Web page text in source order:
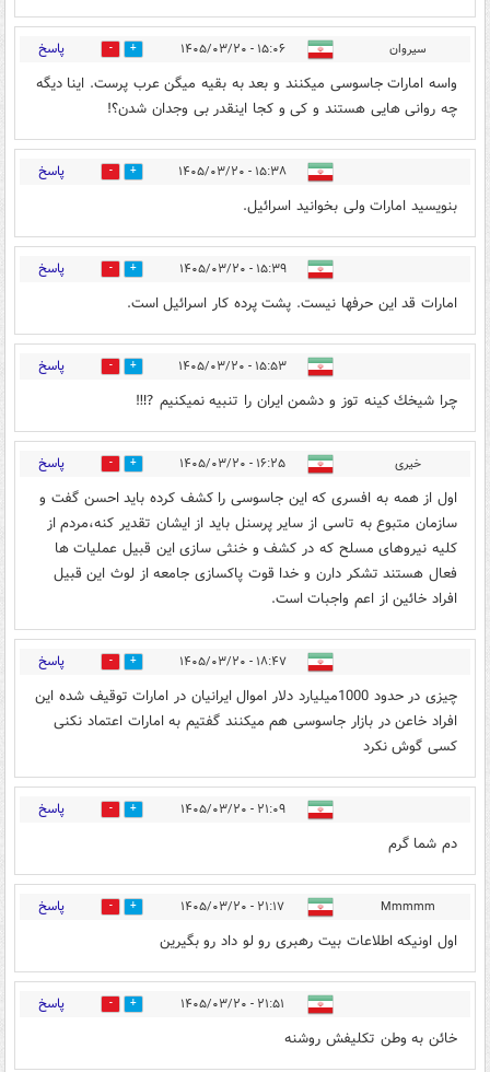
سیروان ۱۵:۰۶ - ۱۴۰۵/۰۳/۲۰ 9 پاسخ
واسه امارات جاسوسی میکنند و بعد به بقیه میگن عرب پرست. اینا دیگه
چه روانی هایی هستند و کی و کجا اینقدر بی وجدان شدن؟!
۱۵:۳۸ - ۱۴۰۵/۰۳/۲۰ 8 پاسخ
بنویسید امارات ولی بخوانید اسرائیل.
۱۵:۳۹ - ۱۴۰۵/۰۳/۲۰ 10 پاسخ
امارات قد این حرفها نیست. پشت پرده کار اسرائیل است.
۱۵:۵۳ - ۱۴۰۵/۰۳/۲۰ 10 پاسخ
چرا شيخك كينه توز و دشمن ايران را تنبيه نميكنيم ⁉️‼️
خیری ۱۶:۲۵ - ۱۴۰۵/۰۳/۲۰ 8 پاسخ
اول از همه به افسری که این جاسوسی را کشف کرده باید احسن گفت و
سازمان متبوع به تاسی از سایر پرسنل باید از ایشان تقدیر کنه،مردم از
کلیه نیروهای مسلح که در کشف و خنثی سازی این قبیل عملیات ها
فعال هستند تشکر دارن و خدا قوت پاکسازی جامعه از لوث این قبیل
افراد خائین از اعم واجبات است.
۱۸:۴۷ - ۱۴۰۵/۰۳/۲۰ 3 پاسخ
چیزی در حدود 1000میلیارد دلار اموال ایرانیان در امارات توقیف شده این
افراد خاعن در بازار جاسوسی هم میکنند گفتیم به امارات اعتماد نکنی
کسی گوش نکرد
۲۱:۰۹ - ۱۴۰۵/۰۳/۲۰ 0 پاسخ
دم شما گرم
Mmmmm ۲۱:۱۷ - ۱۴۰۵/۰۳/۲۰ 0 پاسخ
اول اونیکه اطلاعات بیت رهبری رو لو داد رو بگیرین
۲۱:۵۱ - ۱۴۰۵/۰۳/۲۰ 0 پاسخ
خائن به وطن تکلیفش روشنه